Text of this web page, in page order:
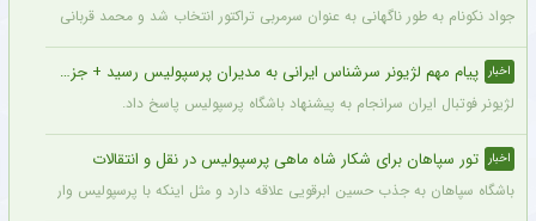
جواد نکونام به طور ناگهانی به عنوان سرمربی تراکتور انتخاب شد و محمد قربانی یکی از
اخبار پیام مهم لژیونر سرشناس ایرانی به مدیران پرسپولیس رسید + جزئیات
لژیونر فوتبال ایران سرانجام به پیشنهاد باشگاه پرسپولیس پاسخ داد.
اخبار تور سپاهان برای شکار شاه ماهی پرسپولیس در نقل و انتقالات
باشگاه سپاهان به جذب حسین ابرقویی علاقه دارد و مثل اینکه با پرسپولیس وارد